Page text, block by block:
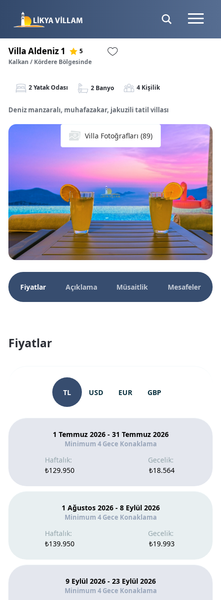
Villa Aldeniz 1
5
Kalkan / Kördere Bölgesinde
2 Yatak Odası 2 Banyo 4 Kişilik
Deniz manzaralı, muhafazakar, jakuzili tatil villası
Villa Fotoğrafları (89)
Fiyatlar Açıklama Müsaitlik Mesafeler
Fiyatlar
TL USD EUR GBP
1 Temmuz 2026 - 31 Temmuz 2026
Minimum 4 Gece Konaklama
₺129.950 ₺18.564
1 Ağustos 2026 - 8 Eylül 2026
Minimum 4 Gece Konaklama
₺139.950 ₺19.993
9 Eylül 2026 - 23 Eylül 2026
Minimum 4 Gece Konaklama